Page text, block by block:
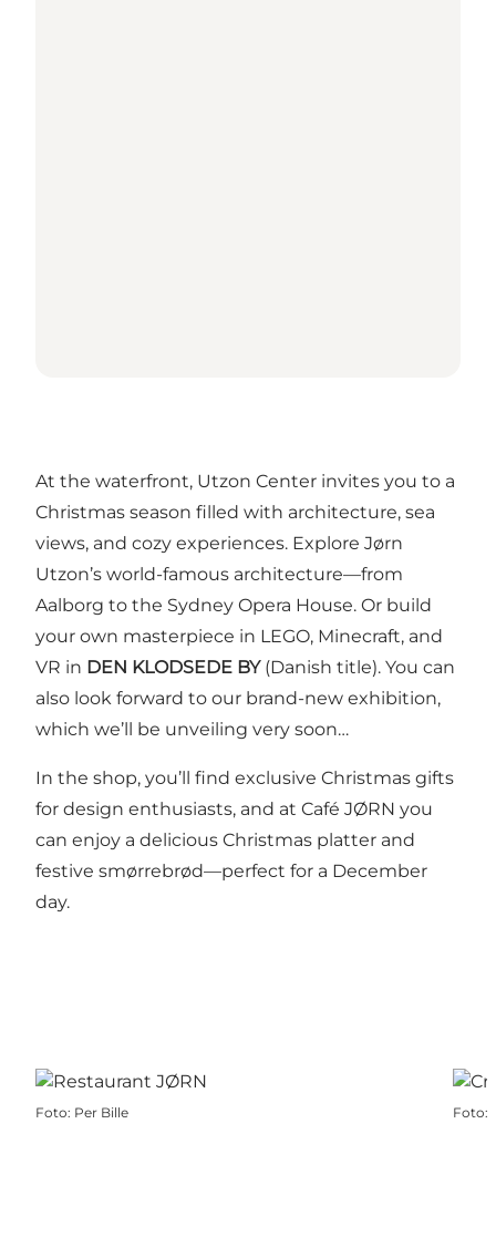
At the waterfront, Utzon Center invites you to a
Christmas season filled with architecture, sea
views, and cozy experiences. Explore Jørn
Utzon’s world-famous architecture—from
Aalborg to the Sydney Opera House. Or build
your own masterpiece in LEGO, Minecraft, and
VR in DEN KLODSEDE BY(Danish title). You can
also look forward to our brand-new exhibition,
which we’ll be unveiling very soon…
In the shop, you’ll find exclusive Christmas gifts
for design enthusiasts, and at Café JØRN you
can enjoy a delicious Christmas platter and
festive smørrebrød—perfect for a December
day.
Foto: Per Bille Foto: